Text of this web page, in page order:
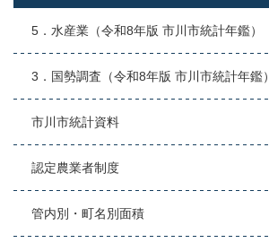
5．水産業（令和8年版 市川市統計年鑑）
3．国勢調査（令和8年版 市川市統計年鑑）
市川市統計資料
認定農業者制度
管内別・町名別面積